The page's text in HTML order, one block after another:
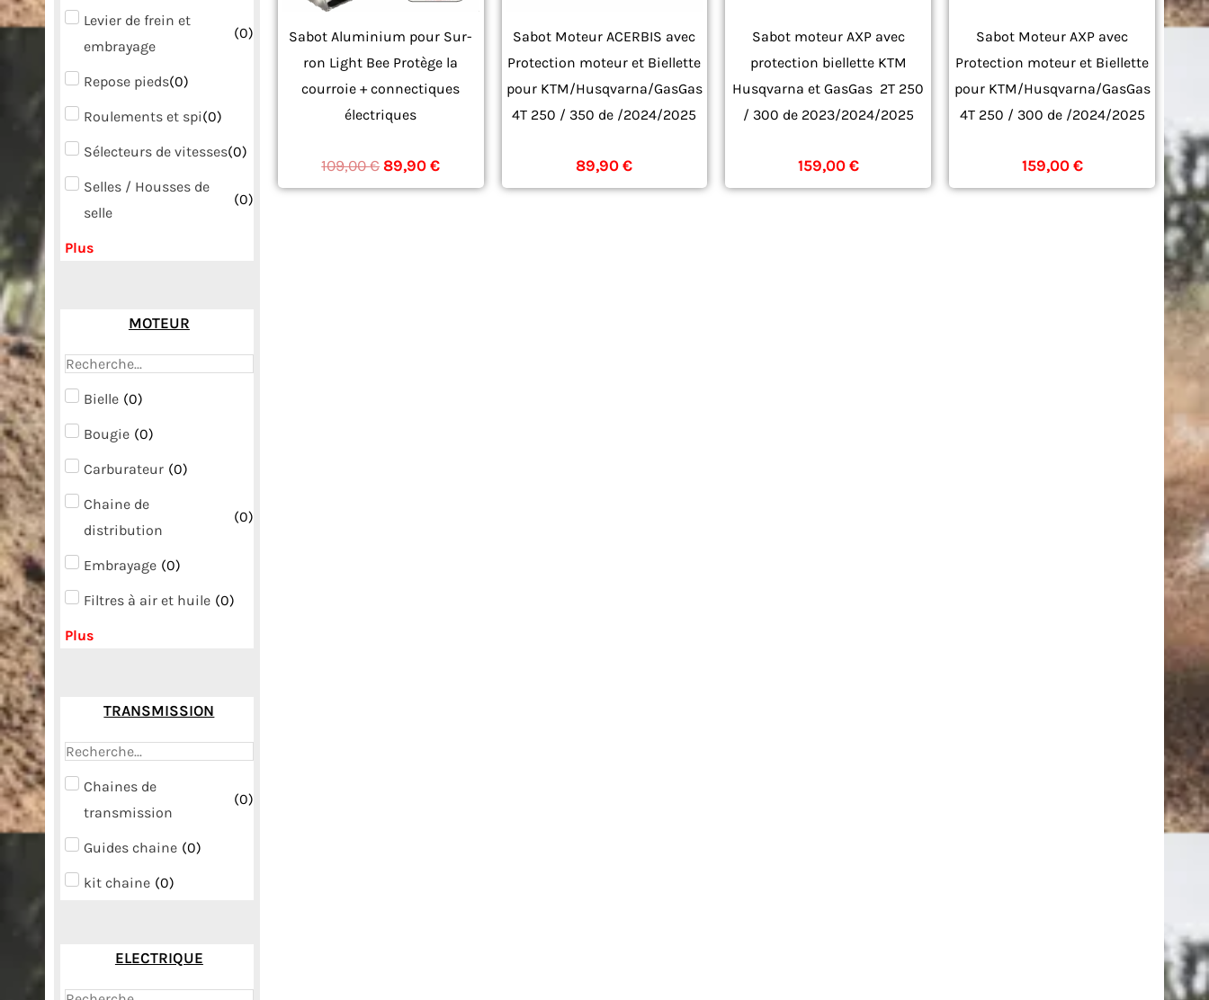
Levier de frein et
embrayage
(0)
Repose pieds(0)
Roulements et spi(0)
Sélecteurs de vitesses(0)
Selles / Housses de
selle
(0)
Plus
MOTEUR
Bielle (0)
Bougie (0)
Carburateur (0)
Chaine de
distribution
(0)
Embrayage (0)
Filtres à air et huile (0)
Plus
TRANSMISSION
Chaines de
transmission
(0)
Guides chaine (0)
kit chaine (0)
ELECTRIQUE
Sabot Aluminium pour Sur-
ron Light Bee Protège la
courroie + connectiques
électriques
109,00€ 89,90€
Sabot Moteur ACERBIS avec
Protection moteur et Biellette
pour KTM/Husqvarna/GasGas
4T 250 / 350 de /2024/2025
89,90€
Sabot moteur AXP avec
protection biellette KTM
Husqvarna et GasGas 2T 250
/ 300 de 2023/2024/2025
159,00 €
Sabot Moteur AXP avec
Protection moteur et Biellette
pour KTM/Husqvarna/GasGas
4T 250 / 300 de /2024/2025
159,00 €